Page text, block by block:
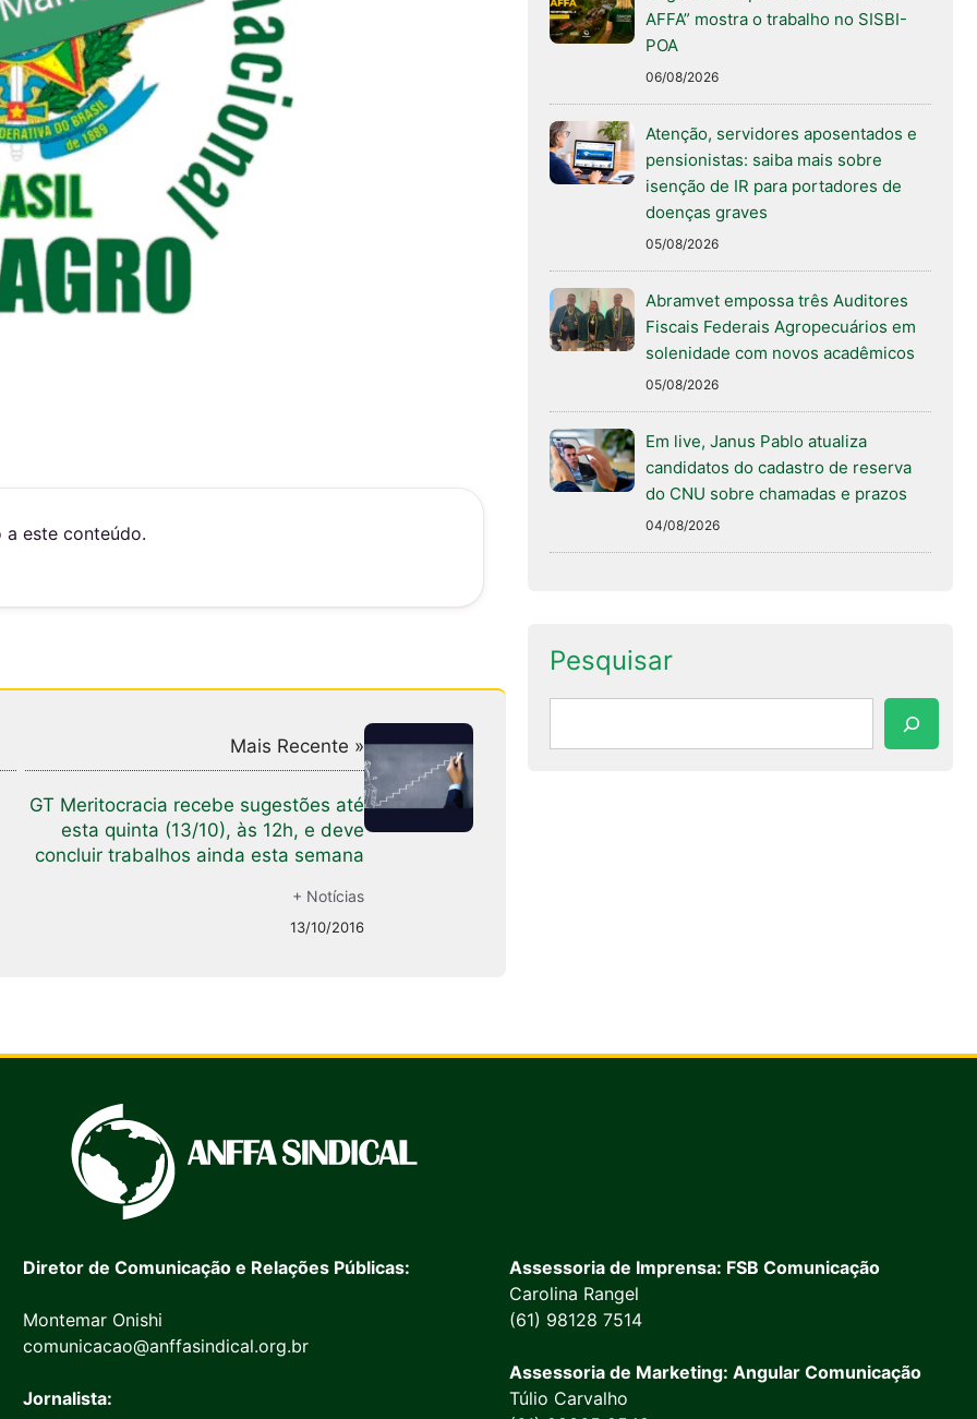
este conteúdo.
Mais Recente »
GT Meritocracia recebe sugestões até
esta quinta (13/10), às 12h, e deve
concluir trabalhos ainda esta semana
+ Notícias
13/10/2016
AFFA” mostra o trabalho no SISBI-
POA
06/08/2026
Atenção, servidores aposentados e
pensionistas: saiba mais sobre
isenção de IR para portadores de
doenças graves
05/08/2026
Abramvet empossa três Auditores
Fiscais Federais Agropecuários em
solenidade com novos acadêmicos
05/08/2026
Em live, Janus Pablo atualiza
candidatos do cadastro de reserva
do CNU sobre chamadas e prazos
04/08/2026
Pesquisar
Diretor de Comunicação e Relações Públicas:
Montemar Onishi
comunicacao@anffasindical.org.br
Jornalista:
Assessoria de Imprensa: FSB Comunicação
Carolina Rangel
(61) 98128 7514
Assessoria de Marketing: Angular Comunicação
Túlio Carvalho